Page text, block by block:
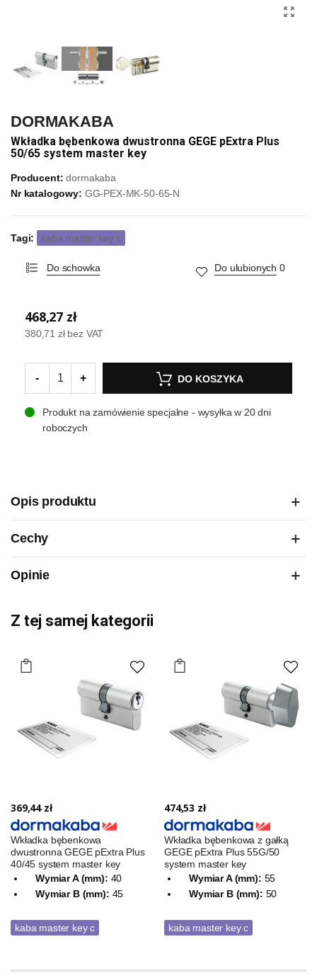
DORMAKABA
Wkładka bębenkowa dwustronna GEGE pExtra Plus
50/65 system master key
Producent: dormakaba
Nr katalogowy: GG-PEX-MK-50-65-N
Tagi: kaba master key c
Do schowka Do ulubionych 0
468,27 zł
380,71 zł bez VAT
- + DO KOSZYKA
Produkt na zamówienie specjalne - wysyłka w 20 dni
roboczych
Opis produktu
Cechy
Opinie
Z tej samej kategorii
369,44 zł
Wkładka bębenkowa
dwustronna GEGE pExtra Plus
40/45 system master key
Wymiar A (mm): 40
Wymiar B (mm): 45
kaba master key c
474,53 zł
Wkładka bębenkowa z gałką
GEGE pExtra Plus 55G/50
system master key
Wymiar A (mm): 55
Wymiar B (mm): 50
kaba master key c